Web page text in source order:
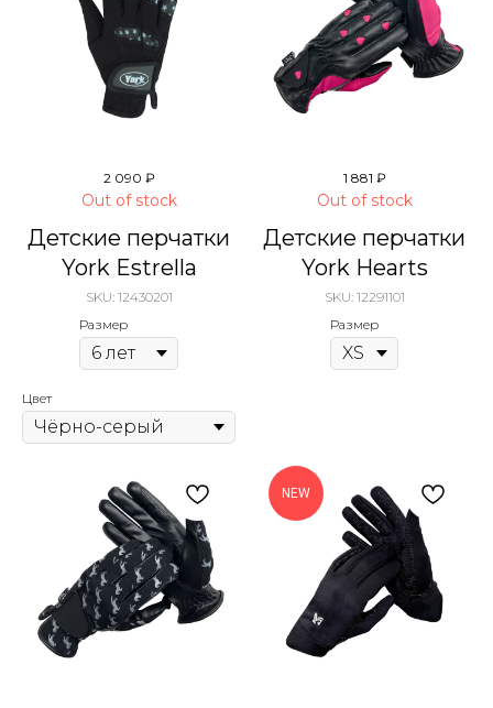
2 090 ₽
Out of stock
Детские перчатки
York Estrella
SKU: 12430201
Размер
Цвет
1 881 ₽
Out of stock
Детские перчатки
York Hearts
SKU: 12291101
Размер
NEW